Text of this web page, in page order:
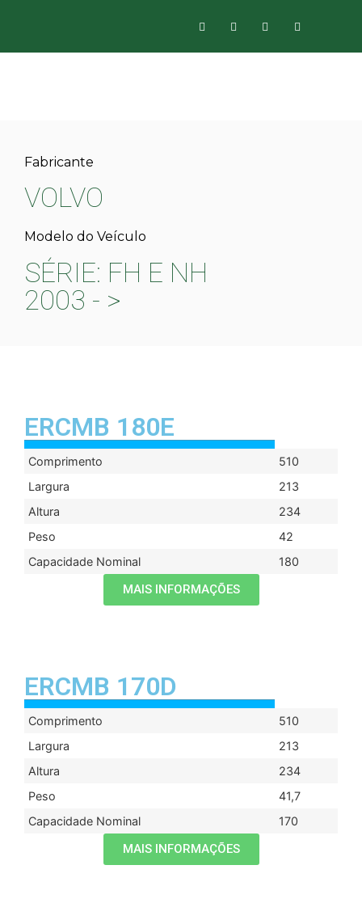
Fabricante
VOLVO
Modelo do Veículo
SÉRIE: FH E NH
2003 - >
ERCMB 180E
Comprimento
510
Largura
213
Altura
234
Peso
42
Capacidade Nominal
180
MAIS INFORMAÇÕES
ERCMB 170D
Comprimento
510
Largura
213
Altura
234
Peso
41,7
Capacidade Nominal
170
MAIS INFORMAÇÕES